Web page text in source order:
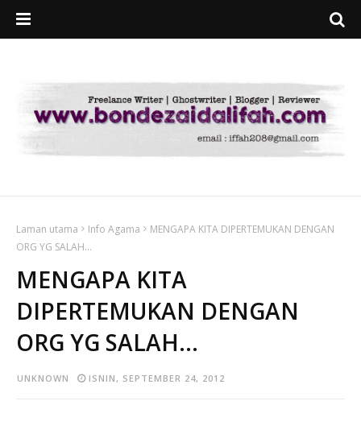
Laman utama Info Agama
MENGAPA KITA DIPERTEMUKAN DENGAN
ORG YG SALAH...
MENGAPA KITA
DIPERTEMUKAN DENGAN
ORG YG SALAH...
UNKNOWN ISNIN, SEPTEMBER 24, 2012